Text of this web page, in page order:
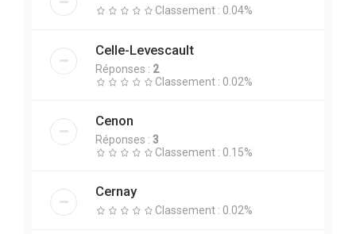
Classement : 0.04%
Celle-Levescault
Réponses : 2
Classement : 0.02%
Cenon
Réponses : 3
Classement : 0.15%
Cernay
Classement : 0.02%